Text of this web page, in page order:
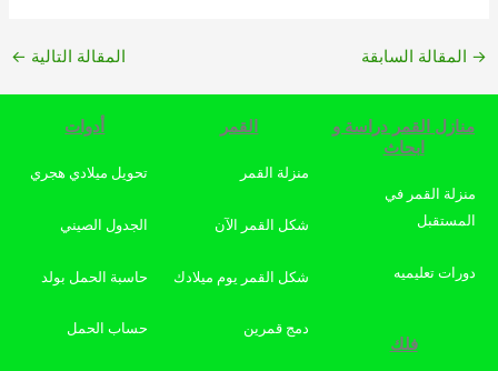
→ المقالة السابقة المقالة التالية ←
منازل القمر دراسة و
ابحاث
منزلة القمر في
المستقبل
دورات تعليميه
فلك
القمر
منزلة القمر
شكل القمر الآن
شكل القمر يوم ميلادك
دمج قمرين
أدوات
تحويل ميلادي هجري
الجدول الصيني
حاسبة الحمل بولد
حساب الحمل